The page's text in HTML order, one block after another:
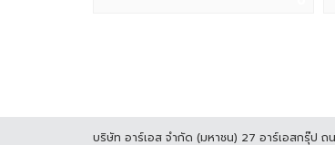
บริษัท อาร์เอส จำกัด (มหาชน) 27 อาร์เอสกรุ๊ป